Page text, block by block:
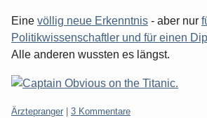
Eine völlig neue Erkenntnis - aber nur
Politikwissenschaftler und für einen
Alle anderen wussten es längst.
Kategorien:
Ärztepranger
3 Kommentare